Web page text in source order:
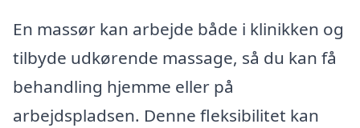
En massør kan arbejde både i klinikken og
tilbyde udkørende massage, så du kan få
behandling hjemme eller på
arbejdspladsen. Denne fleksibilitet kan